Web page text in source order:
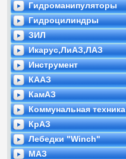
Гидроманипуляторы
Гидроцилиндры
ЗИЛ
Икарус,ЛиАЗ,ЛАЗ
Инструмент
КААЗ
КамАЗ
Коммунальная техника
КрАЗ
Лебедки "Winch"
МАЗ